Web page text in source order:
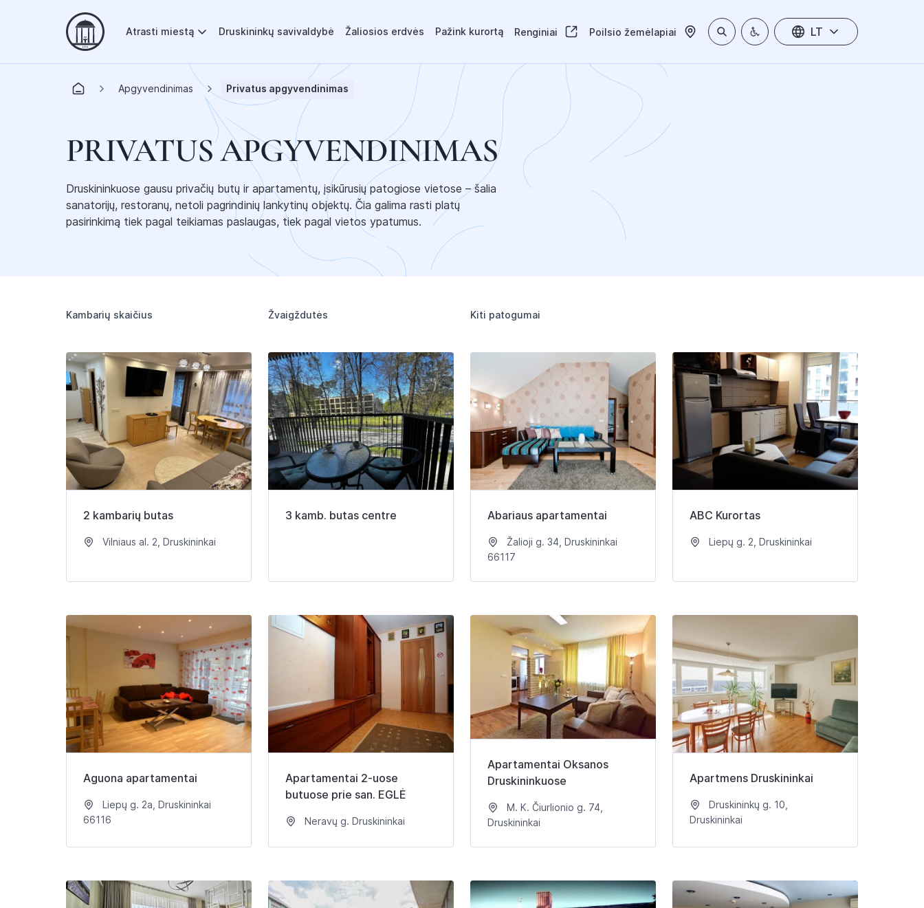
Atrasti miestą Druskininkų savivaldybė Žaliosios erdvės Pažink kurortą Renginiai Poilsio žemėlapiai LT
Apgyvendinimas Privatus apgyvendinimas
PRIVATUS APGYVENDINIMAS
Druskininkuose gausu privačių butų ir apartamentų, įsikūrusių patogiose vietose – šalia
sanatorijų, restoranų, netoli pagrindinių lankytinų objektų. Čia galima rasti platų
pasirinkimą tiek pagal teikiamas paslaugas, tiek pagal vietos ypatumus.
Kambarių skaičius Žvaigždutės Kiti patogumai
2 kambarių butas
Vilniaus al. 2, Druskininkai
3 kamb. butas centre Abariaus apartamentai
Žalioji g. 34, Druskininkai
66117
ABC Kurortas
Liepų g. 2, Druskininkai
Aguona apartamentai
Liepų g. 2a, Druskininkai
66116
Apartamentai 2-uose
butuose prie san. EGLĖ
Neravų g. Druskininkai
Apartamentai Oksanos
Druskininkuose
M. K. Čiurlionio g. 74,
Druskininkai
Apartmens Druskininkai
Druskininkų g. 10,
Druskininkai